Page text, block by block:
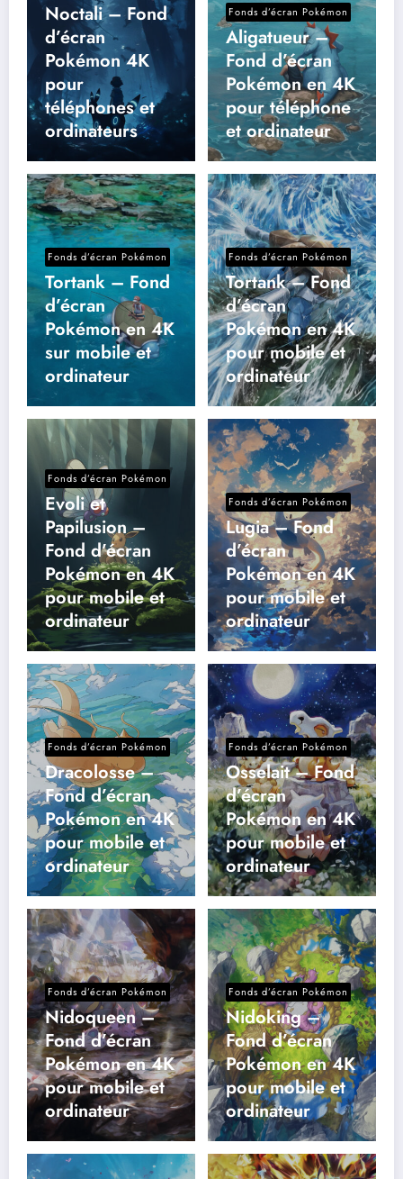
Noctali – Fond
d’écran
Pokémon 4K
pour
téléphones et
ordinateurs
Fonds d’écran Pokémon
Aligatueur –
Fond d’écran
Pokémon en 4K
pour téléphone
et ordinateur
Fonds d’écran Pokémon
Tortank – Fond
d’écran
Pokémon en 4K
sur mobile et
ordinateur
Fonds d’écran Pokémon
Tortank – Fond
d’écran
Pokémon en 4K
pour mobile et
ordinateur
Fonds d’écran Pokémon
Evoli et
Papilusion –
Fond d’écran
Pokémon en 4K
pour mobile et
ordinateur
Fonds d’écran Pokémon
Lugia – Fond
d’écran
Pokémon en 4K
pour mobile et
ordinateur
Fonds d’écran Pokémon
Dracolosse –
Fond d’écran
Pokémon en 4K
pour mobile et
ordinateur
Fonds d’écran Pokémon
Osselait – Fond
d’écran
Pokémon en 4K
pour mobile et
ordinateur
Fonds d’écran Pokémon
Nidoqueen –
Fond d’écran
Pokémon en 4K
pour mobile et
ordinateur
Fonds d’écran Pokémon
Nidoking –
Fond d’écran
Pokémon en 4K
pour mobile et
ordinateur